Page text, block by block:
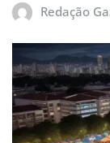
Redação